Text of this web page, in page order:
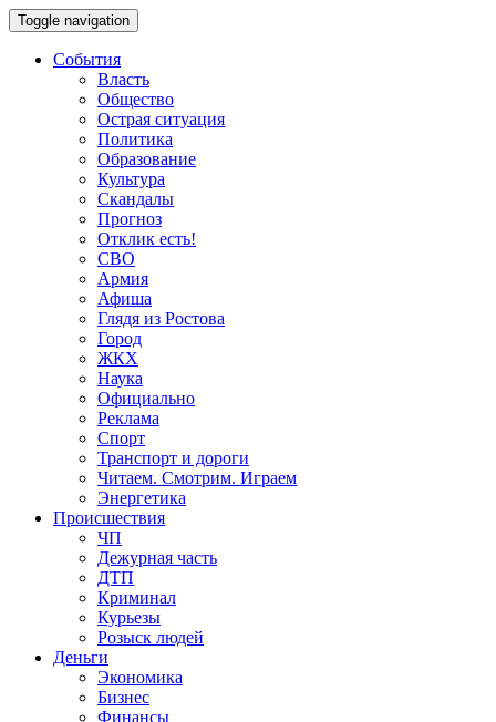
Toggle navigation
События
Власть
Общество
Острая ситуация
Политика
Образование
Культура
Скандалы
Прогноз
Отклик есть!
СВО
Армия
Афиша
Глядя из Ростова
Город
ЖКХ
Наука
Официально
Реклама
Спорт
Транспорт и дороги
Читаем. Смотрим. Играем
Энергетика
Происшествия
ЧП
Дежурная часть
ДТП
Криминал
Курьезы
Розыск людей
Деньги
Экономика
Бизнес
Финансы